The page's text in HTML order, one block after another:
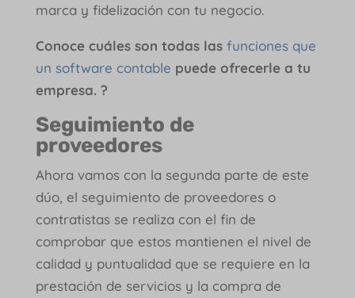
marca y fidelización con tu negocio.
Conoce cuáles son todas las funciones que
un software contable puede ofrecerle a tu
empresa. ?
Seguimiento de
proveedores
Ahora vamos con la segunda parte de este
dúo, el seguimiento de proveedores o
contratistas se realiza con el fin de
comprobar que estos mantienen el nivel de
calidad y puntualidad que se requiere en la
prestación de servicios y la compra de